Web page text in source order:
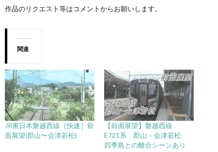
作品のリクエスト等はコメントからお願いします。
関連
JR東日本磐越西線［快速］前
面展望(郡山〜会津若松)
【前面展望】磐越西線
E721系 郡山－会津若松
四季島との離合シーンあり